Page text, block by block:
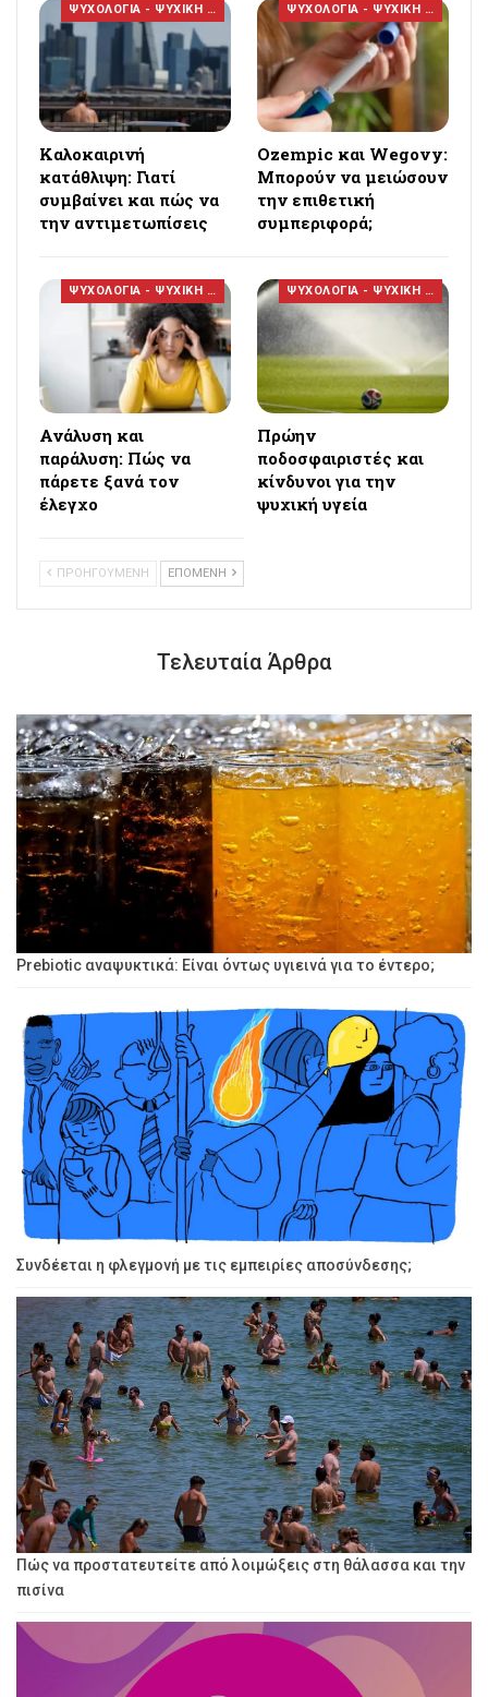
ΨΥΧΟΛΟΓΙΑ - ΨΥΧΙΚΗ ΥΓΕΙΑ
Καλοκαιρινή
κατάθλιψη: Γιατί
συμβαίνει και πώς να
την αντιμετωπίσεις
ΨΥΧΟΛΟΓΙΑ - ΨΥΧΙΚΗ ΥΓΕΙΑ
Ozempic και Wegovy:
Μπορούν να μειώσουν
την επιθετική
συμπεριφορά;
ΨΥΧΟΛΟΓΙΑ - ΨΥΧΙΚΗ ΥΓΕΙΑ
Ανάλυση και
παράλυση: Πώς να
πάρετε ξανά τον
έλεγχο
ΨΥΧΟΛΟΓΙΑ - ΨΥΧΙΚΗ ΥΓΕΙΑ
Πρώην
ποδοσφαιριστές και
κίνδυνοι για την
ψυχική υγεία
ΠΡΟΗΓΟΥΜΕΝΗ ΕΠΟΜΕΝΗ
Τελευταία Άρθρα
Prebiotic αναψυκτικά: Είναι όντως υγιεινά για το έντερο;
Συνδέεται η φλεγμονή με τις εμπειρίες αποσύνδεσης;
Πώς να προστατευτείτε από λοιμώξεις στη θάλασσα και την
πισίνα